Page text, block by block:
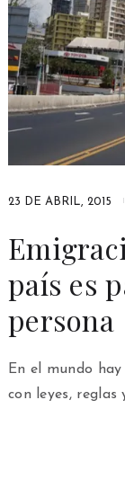
23 DE ABRIL, 2015
país es
persona
En el mundo
con leyes,